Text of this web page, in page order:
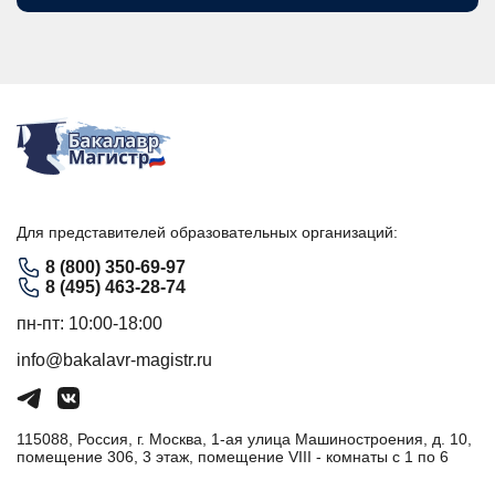
Для представителей образовательных организаций:
8 (800) 350-69-97
8 (495) 463-28-74
пн-пт: 10:00-18:00
info@bakalavr-magistr.ru
115088, Россия, г. Москва, 1-ая улица Машиностроения, д. 10,
помещение 306, 3 этаж, помещение VIII - комнаты с 1 по 6